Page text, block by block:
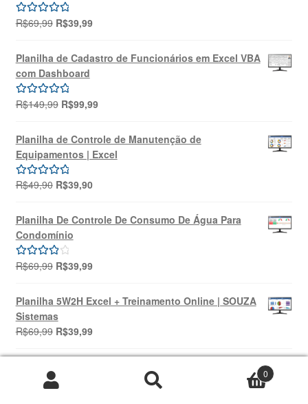
Avaliação
R$69,99 O
original
era:
R$69,99.
R$39,99O
atual
é:
Planilha de Cadastro de Funcionários em Excel VBA
com Dashboard
Avaliação
R$149,99 O
original
era:
R$149,99.
R$99,99O
atual
é:
R$99,99.
Planilha de Controle de Manutenção de
Equipamentos | Excel
Avaliação
R$49,90 O
original
era:
R$49,90.
R$39,90O
atual
é:
Planilha De Controle De Consumo De Água Para
Condomínio
Avaliação
R$69,99 O
original
era:
R$69,99.
R$39,99O
atual
é:
Planilha 5W2H Excel + Treinamento Online | SOUZA
Sistemas
R$69,99 O
original
era:
R$69,99.
R$39,99O
atual
Avaliações Recentes
Pesquisar
Pesquisar
0